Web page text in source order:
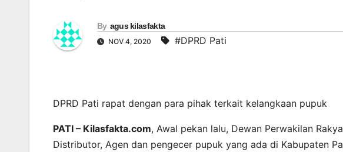
By agus kilasfakta
NOV 4, 2020 #DPRD Pati
DPRD Pati rapat dengan para pihak terkait kelangkaan pupuk
PATI – Kilasfakta.com, Awal pekan lalu, Dewan Perwakilan
Distributor, Agen dan pengecer pupuk yang ada di Kabupaten